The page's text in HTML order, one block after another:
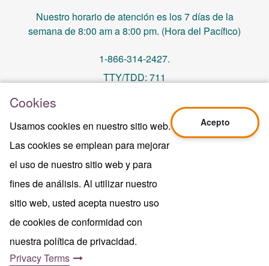
Cookies
Usamos cookies en nuestro sitio web.
Las cookies se emplean para mejorar
el uso de nuestro sitio web y para
fines de análisis. Al utilizar nuestro
sitio web, usted acepta nuestro uso
de cookies de conformidad con
nuestra política de privacidad.
Privacy Terms
Acepto
Nuestro horario de atención es los 7 días de la
semana de 8:00 am a 8:00 pm. (Hora del Pacífico)
1-866-314-2427.
TTY/TDD: 711
memberservices@centralhealthplan.com
Ultima Revisión 10/01/2024
H5649_Website-2025_3478_M
Terms of Use & Website Privacy
Mapa del sitio
Copyright © 2024 Central Health Plan of